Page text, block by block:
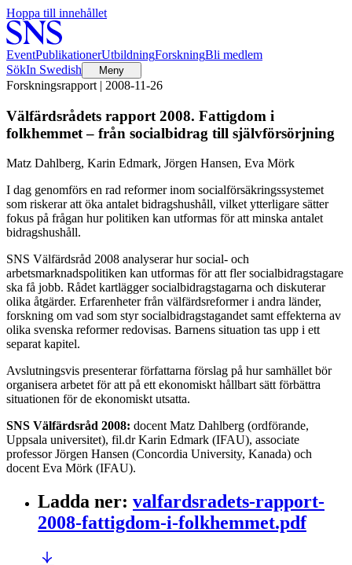
Hoppa till innehållet
EventPublikationerUtbildningForskningBli medlem
SökIn Swedish Meny
Forskningsrapport | 2008-11-26
Välfärdsrådets rapport 2008. Fattigdom i
folkhemmet – från socialbidrag till självförsörjning
Matz Dahlberg, Karin Edmark, Jörgen Hansen, Eva Mörk
I dag genomförs en rad reformer inom socialförsäkringssystemet
som riskerar att öka antalet bidragshushåll, vilket ytterligare sätter
fokus på frågan hur politiken kan utformas för att minska antalet
bidragshushåll.
SNS Välfärdsråd 2008 analyserar hur social- och
arbetsmarknadspolitiken kan utformas för att fler socialbidragstagare
ska få jobb. Rådet kartlägger socialbidragstagarna och diskuterar
olika åtgärder. Erfarenheter från välfärdsreformer i andra länder,
forskning om vad som styr socialbidragstagandet samt effekterna av
olika svenska reformer redovisas. Barnens situation tas upp i ett
separat kapitel.
Avslutningsvis presenterar författarna förslag på hur samhället bör
organisera arbetet för att på ett ekonomiskt hållbart sätt förbättra
situationen för de ekonomiskt utsatta.
SNS Välfärdsråd 2008: docent Matz Dahlberg (ordförande,
Uppsala universitet), fil.dr Karin Edmark (IFAU), associate
professor Jörgen Hansen (Concordia University, Kanada) och
docent Eva Mörk (IFAU).
Ladda ner: valfardsradets-rapport-
2008-fattigdom-i-folkhemmet.pdf